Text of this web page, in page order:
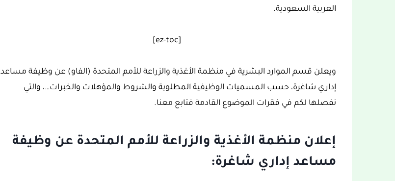
العربية السعودية.
[ez-toc]
ويعلن قسم الموارد البشرية في منظمة الأغذية والزراعة للأمم المتحدة (الفاو) عن وظيفة مساعد
إداري شاغرة، حسب المسميات الوظيفية المطلوبة والشروط والمؤهلات والخبرات…، والتي
نفصلها لكم في فقرات الموضوع القادمة فتابع معنا.
إعلان منظمة الأغذية والزراعة للأمم المتحدة عن وظيفة
مساعد إداري شاغرة: